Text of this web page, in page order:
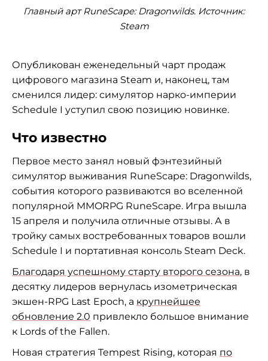
Главный арт RuneScape: Dragonwilds. Источник:
Steam
Опубликован еженедельный чарт продаж
цифрового магазина Steam и, наконец, там
сменился лидер: симулятор нарко-империи
Schedule I уступил свою позицию новинке.
Что известно
Первое место занял новый фэнтезийный
симулятор выживания RuneScape: Dragonwilds,
события которого развиваются во вселенной
популярной MMORPG RuneScape. Игра вышла
15 апреля и получила отличные отзывы. А в
тройку самых востребованных товаров вошли
Schedule I и портативная консоль Steam Deck.
Благодаря успешному старту второго сезона, в
десятку лидеров вернулась изометрическая
экшен-RPG Last Epoch, а крупнейшее
обновление 2.0 привлекло большое внимание
к Lords of the Fallen.
Новая стратегия Tempest Rising, которая по